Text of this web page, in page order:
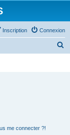
Connexion
Inscription
me connecter ?!